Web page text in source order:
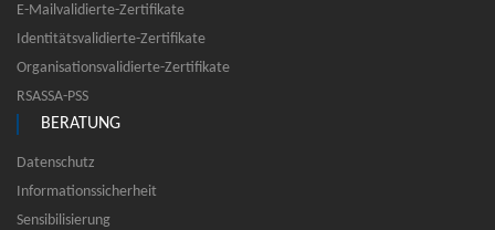
E-Mailvalidierte-Zertifikate
Identitätsvalidierte-Zertifikate
Organisationsvalidierte-Zertifikate
RSASSA-PSS
BERATUNG
Datenschutz
Informationssicherheit
Sensibilisierung